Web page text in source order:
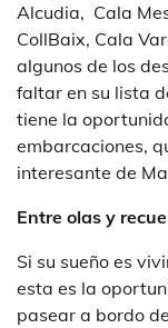
Alcudia, Cala
CollBaix, Cala
algunos de los
faltar en su lista
tiene la
embarcaciones,
interesante de
Entre olas y
Si su sueño es
esta es la
pasear a bordo